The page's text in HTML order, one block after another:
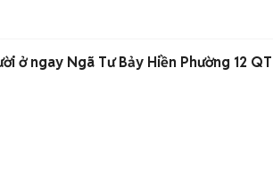
ở ngay Ngã Tư Bảy Hiền Phường 12